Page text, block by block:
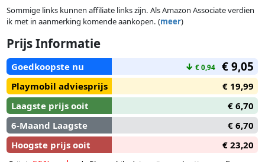
De drijvende bekers kunnen heel eenvoudig worden
zeepaardje en de kleine babykwallen zijn moe van het
zwemmen en nemen snel plaats in de bekers. Wie heeft er al
ontdekt wat de bekers kunnen? Houd de gevulde beker
gewoon in de lucht en kijk hoe het water er weer uitkomt.
Met zoveel waterpret vliegt de badtijd voorbij. Na afloop zijn
de bekers snel in elkaar gestapeld en opgeruimd.
Sommige links kunnen affiliate links zijn. Als Amazon Associate verdien
ik met in aanmerking komende aankopen. (meer)
Prijs Informatie
Goedkoopste nu ↓ € 0,94 € 9,05
Playmobil adviesprijs
€ 19,99
Laagste prijs ooit
€ 6,70
6-Maand Laagste
€ 6,70
Hoogste prijs ooit
€ 23,20